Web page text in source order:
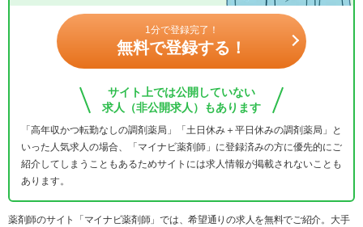
1分で登録完了！
無料で登録する！
サイト上では公開していない
求人（非公開求人）もあります
「高年収かつ転勤なしの調剤薬局」「土日休み＋平日休みの調剤薬局」と
いった人気求人の場合、「マイナビ薬剤師」に登録済みの方に優先的にご
紹介してしまうこともあるためサイトには求人情報が掲載されないことも
あります。
薬剤師のサイト「マイナビ薬剤師」では、希望通りの求人を無料でご紹介。大手